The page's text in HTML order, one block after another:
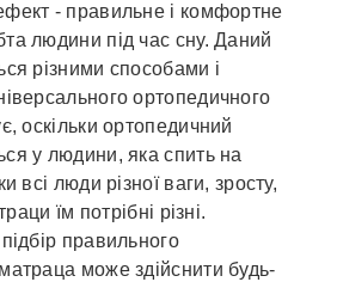
- правильне і комфортне
людини під час сну. Даний
різними способами і
ортопедичного
оскільки ортопедичний
у людини, яка спить на
всі люди різної ваги, зросту,
їм потрібні різні.
правильного
може здійснити будь-